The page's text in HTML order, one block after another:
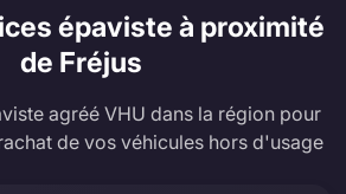
épaviste à proximité
de Fréjus
agréé VHU dans la région pour
de vos véhicules hors d'usage